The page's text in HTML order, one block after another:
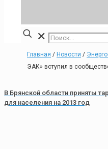
✕
Главная / Новости /
ЭАК» вступил в
В Брянской области приняты
для населения на 2013 год